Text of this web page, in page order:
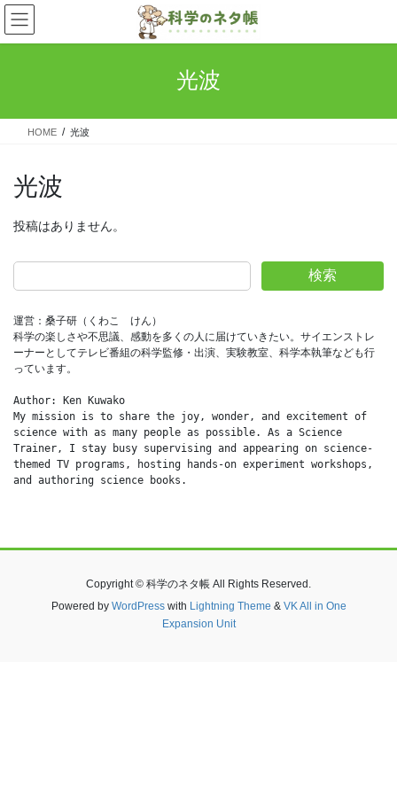
コ
ン
テ
ス
ナ
ビ
ゲ
ン
光波
HOME 光波
光波
投稿はありません。
検索
運営：桑子研（くわこ　けん）
科学の楽しさや不思議、感動を多くの人に届けていきたい。サイエンストレ
ーナーとしてテレビ番組の科学監修・出演、実験教室、科学本執筆なども行
っています。
Author: Ken Kuwako
My mission is to share the joy, wonder, and excitement of
science with as many people as possible. As a Science
Trainer, I stay busy supervising and appearing on science-
themed TV programs, hosting hands-on experiment workshops,
and authoring science books.
Copyright © 科学のネタ帳 All Rights Reserved.
Powered by WordPresswith Lightning Theme & VK All in One
Expansion Unit